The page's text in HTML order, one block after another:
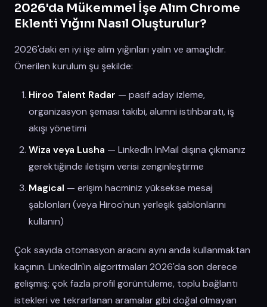
2026'da Mükemmel İşe Alım Chrome
Eklenti Yığını Nasıl Oluşturulur?
2026'daki en iyi işe alım yığınları yalın ve amaçlıdır.
Önerilen kurulum şu şekilde:
Hiroo Talent Radar — pasif aday izleme,
organizasyon şeması takibi, alumni istihbaratı, iş
akışı yönetimi
Wiza veya Lusha — LinkedIn InMail dışına çıkmanız
gerektiğinde iletişim verisi zenginleştirme
Magical — erişim hacminiz yüksekse mesaj
şablonları (veya Hiroo'nun yerleşik şablonlarını
kullanın)
Çok sayıda otomasyon aracını aynı anda kullanmaktan
kaçının. LinkedIn'in algoritmaları 2026'da son derece
gelişmiş; çok fazla profil görüntüleme, toplu bağlantı
istekleri ve tekrarlanan aramalar gibi doğal olmayan